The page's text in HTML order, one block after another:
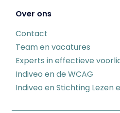
Over ons
Contact
Team en vacatures
Experts in effectieve
Indiveo en de WCAG
Indiveo en Stichting Lezen